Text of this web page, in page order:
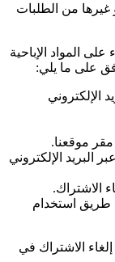
غيرها من الطلبات
المواد الإباحية
على ما يلي:
الإلكتروني
مقر موقعنا.
البريد الإلكتروني
الاشتراك.
طريق استخدام
الاشتراك في